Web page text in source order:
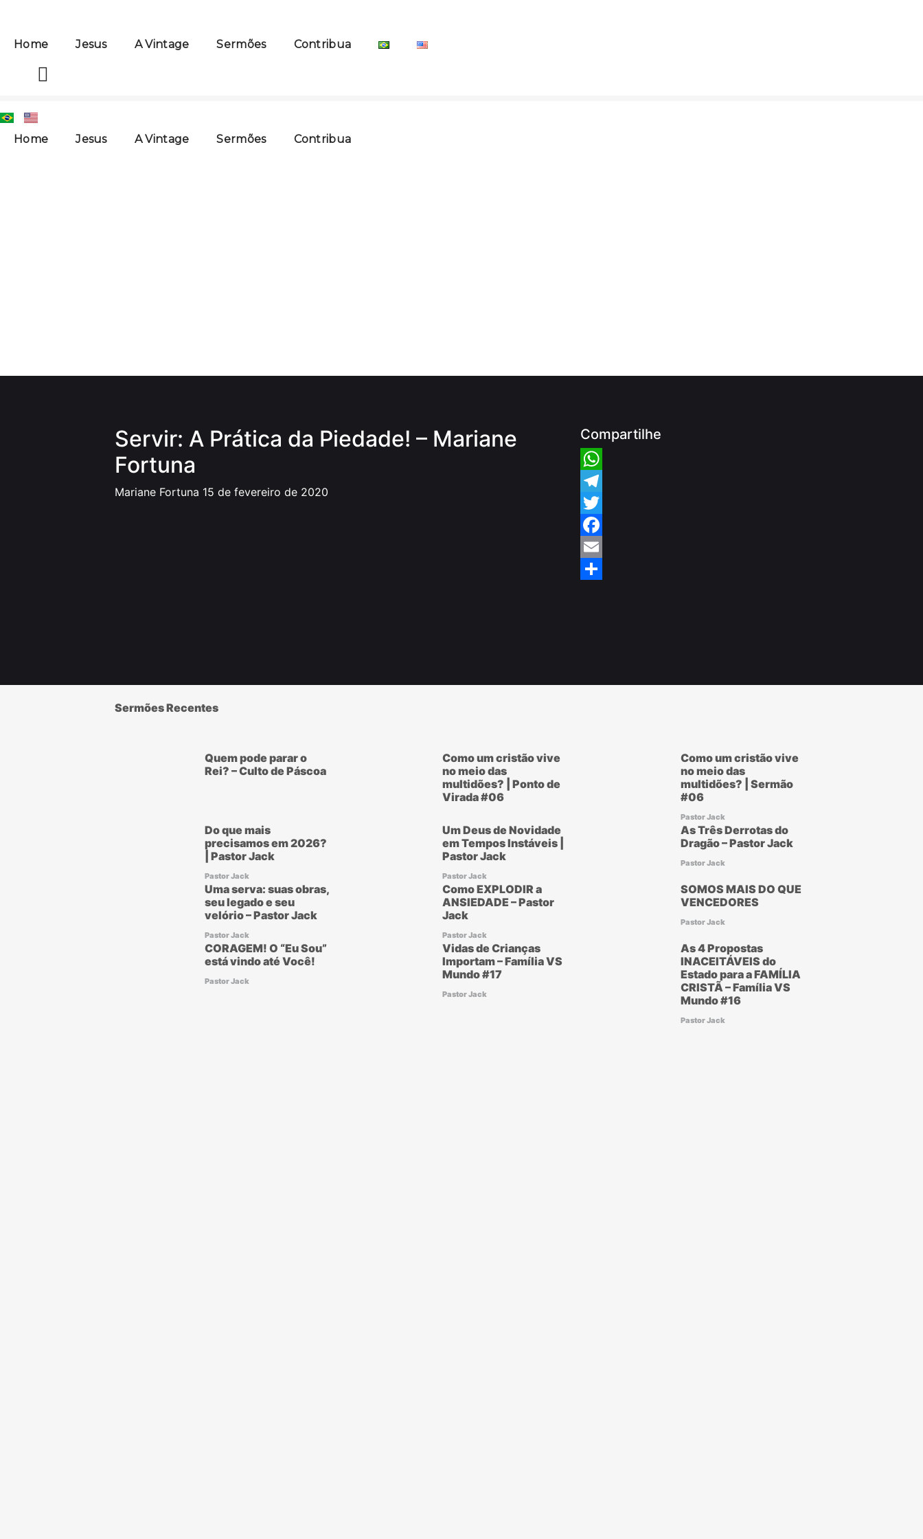
Home Jesus A Vintage Sermões Contribua
Home Jesus A Vintage Sermões Contribua
Servir: A Prática da Piedade! – Mariane
Fortuna
Mariane Fortuna 15 de fevereiro de 2020
Compartilhe
WhatsApp
Telegram
Twitter
Facebook
Email
Sermões Recentes
Quem pode parar o
Rei? – Culto de Páscoa
Como um cristão vive
no meio das
multidões? | Ponto de
Virada #06
Como um cristão vive
no meio das
multidões? | Sermão
#06
Pastor Jack
Do que mais
precisamos em 2026?
| Pastor Jack
Pastor Jack
Um Deus de Novidade
em Tempos Instáveis |
Pastor Jack
Pastor Jack
As Três Derrotas do
Dragão – Pastor Jack
Pastor Jack
Uma serva: suas obras,
seu legado e seu
velório – Pastor Jack
Pastor Jack
Como EXPLODIR a
ANSIEDADE – Pastor
Jack
Pastor Jack
SOMOS MAIS DO QUE
VENCEDORES
Pastor Jack
CORAGEM! O “Eu Sou”
está vindo até Você!
Pastor Jack
Vidas de Crianças
Importam – Família VS
Mundo #17
Pastor Jack
As 4 Propostas
INACEITÁVEIS do
Estado para a FAMÍLIA
CRISTÃ – Família VS
Mundo #16
Pastor Jack